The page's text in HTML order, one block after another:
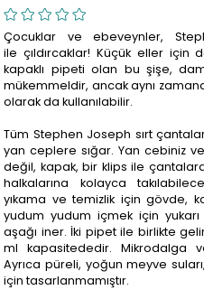
Çocuklar ve ebeveynler,
ile çıldırcaklar! Küçük eller için
kapaklı pipeti olan bu şişe,
mükemmeldir, ancak aynı
olarak da kullanılabilir.
Tüm Stephen Joseph sırt
yan ceplere sığar. Yan cebiniz
değil, kapak, bir klips ile
halkalarına kolayca
yıkama ve temizlik için gövde,
yudum yudum içmek için yukarı
aşağı iner. İki pipet ile birlikte
ml kapasitededir. Mikrodalga
Ayrıca püreli, yoğun meyve
için tasarlanmamıştır.